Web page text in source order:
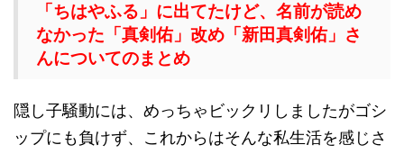
「ちはやふる」に出てたけど、名前が読め
なかった「真剣佑」改め「新田真剣佑」さ
んについてのまとめ
隠し子騒動には、めっちゃビックリしましたがゴシ
ップにも負けず、これからはそんな私生活を感じさ